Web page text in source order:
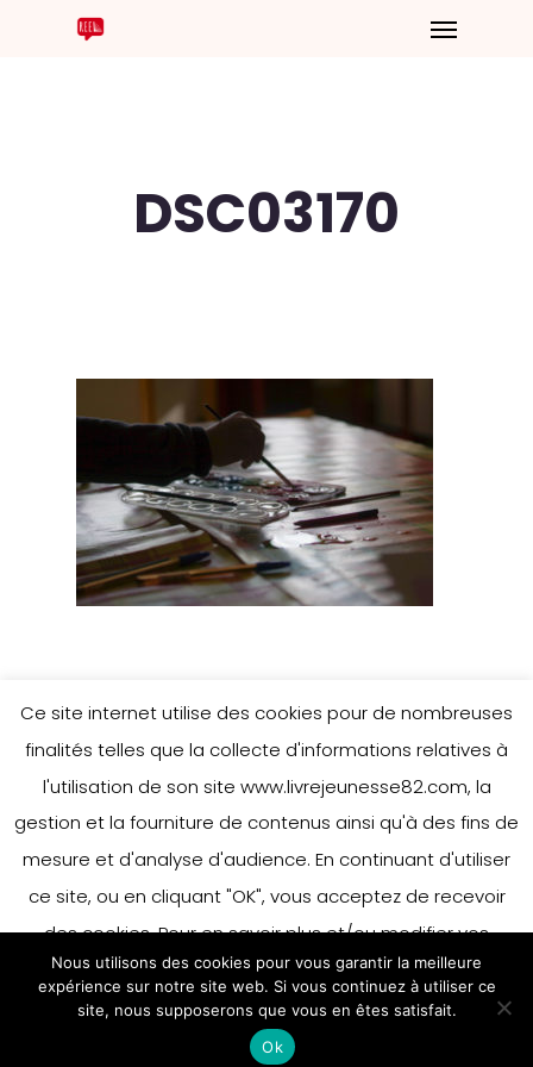
DSC03170
Ce site internet utilise des cookies pour de nombreuses
finalités telles que la collecte d'informations relatives à
l'utilisation de son site www.livrejeunesse82.com, la
gestion et la fourniture de contenus ainsi qu'à des fins de
mesure et d'analyse d'audience. En continuant d'utiliser
ce site, ou en cliquant "OK", vous acceptez de recevoir
des cookies. Pour en savoir plus et/ou modifier vos
préférences en matière de cookies, merci de vous référer
à notre politique sur les cookies.
Accepter
En savoir plus
Nous utilisons des cookies pour vous garantir la meilleure
expérience sur notre site web. Si vous continuez à utiliser ce
site, nous supposerons que vous en êtes satisfait.
Ok